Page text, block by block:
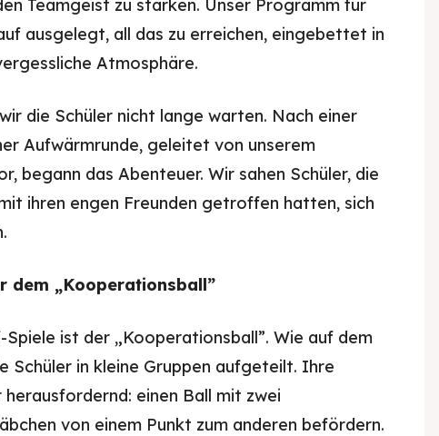
Teamgeist zu stärken. Unser Programm für
ausgelegt, all das zu erreichen, eingebettet in
Atmosphäre.
die Schüler nicht lange warten. Nach einer
Aufwärmrunde, geleitet von unserem
begann das Abenteuer. Wir sahen Schüler, die
ihren engen Freunden getroffen hatten, sich
dem „Kooperationsball”
Spiele ist der „Kooperationsball”. Wie auf dem
Schüler in kleine Gruppen aufgeteilt. Ihre
einen Ball mit zwei
von einem Punkt zum anderen befördern.